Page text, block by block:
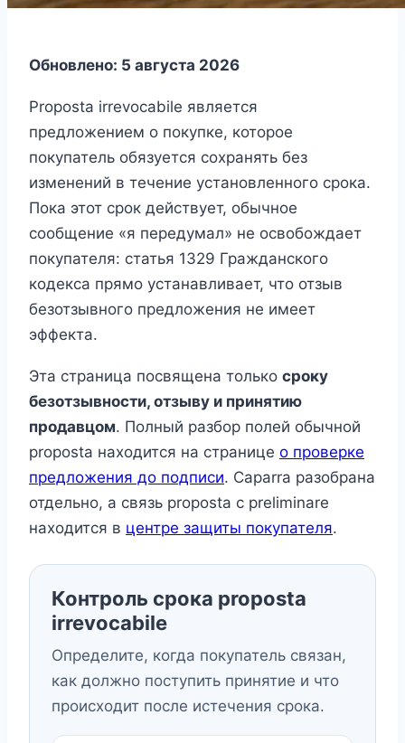
Обновлено: 5 августа 2026
Proposta irrevocabile является
предложением о покупке, которое
покупатель обязуется сохранять без
изменений в течение установленного срока.
Пока этот срок действует, обычное
сообщение «я передумал» не освобождает
покупателя: статья 1329 Гражданского
кодекса прямо устанавливает, что отзыв
безотзывного предложения не имеет
эффекта.
Эта страница посвящена только сроку
безотзывности, отзыву и принятию
продавцом. Полный разбор полей обычной
proposta находится на странице о проверке
предложения до подписи. Caparra разобрана
отдельно, а связь proposta с preliminare
находится в центре защиты покупателя.
Контроль срока proposta
irrevocabile
Определите, когда покупатель связан,
как должно поступить принятие и что
происходит после истечения срока.